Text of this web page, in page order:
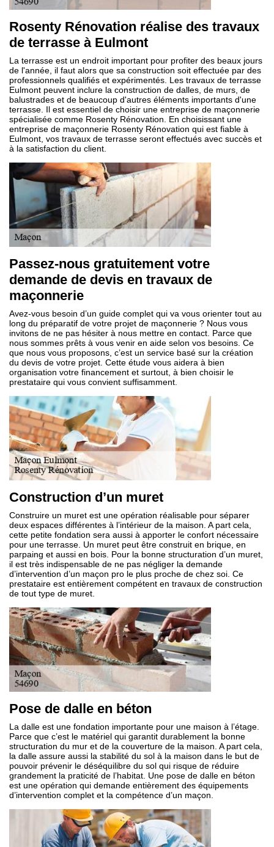
Rosenty Rénovation réalise des travaux
de terrasse à Eulmont
La terrasse est un endroit important pour profiter des beaux jours
de l'année, il faut alors que sa construction soit effectuée par des
professionnels qualifiés et expérimentés. Les travaux de terrasse
Eulmont peuvent inclure la construction de dalles, de murs, de
balustrades et de beaucoup d'autres éléments importants d'une
terrasse. Il est essentiel de choisir une entreprise de maçonnerie
spécialisée comme Rosenty Rénovation. En choisissant une
entreprise de maçonnerie Rosenty Rénovation qui est fiable à
Eulmont, vos travaux de terrasse seront effectués avec succès et
à la satisfaction du client.
Passez-nous gratuitement votre
demande de devis en travaux de
maçonnerie
Avez-vous besoin d’un guide complet qui va vous orienter tout au
long du préparatif de votre projet de maçonnerie ? Nous vous
invitons de ne pas hésiter à nous mettre en contact. Parce que
nous sommes prêts à vous venir en aide selon vos besoins. Ce
que nous vous proposons, c’est un service basé sur la création
du devis de votre projet. Cette étude vous aidera à bien
organisation votre financement et surtout, à bien choisir le
prestataire qui vous convient suffisamment.
Construction d’un muret
Construire un muret est une opération réalisable pour séparer
deux espaces différentes à l’intérieur de la maison. A part cela,
cette petite fondation sera aussi à apporter le confort nécessaire
pour une terrasse. Un muret peut être construit en brique, en
parpaing et aussi en bois. Pour la bonne structuration d’un muret,
il est très indispensable de ne pas négliger la demande
d’intervention d’un maçon pro le plus proche de chez soi. Ce
prestataire est entièrement compétent en travaux de construction
de tout type de muret.
Pose de dalle en béton
La dalle est une fondation importante pour une maison à l’étage.
Parce que c’est le matériel qui garantit durablement la bonne
structuration du mur et de la couverture de la maison. A part cela,
la dalle assure aussi la stabilité du sol à la maison dans le but de
pouvoir prévenir le déséquilibre du sol qui risque de réduire
grandement la praticité de l’habitat. Une pose de dalle en béton
est une opération qui demande entièrement des équipements
d’intervention complet et la compétence d’un maçon.